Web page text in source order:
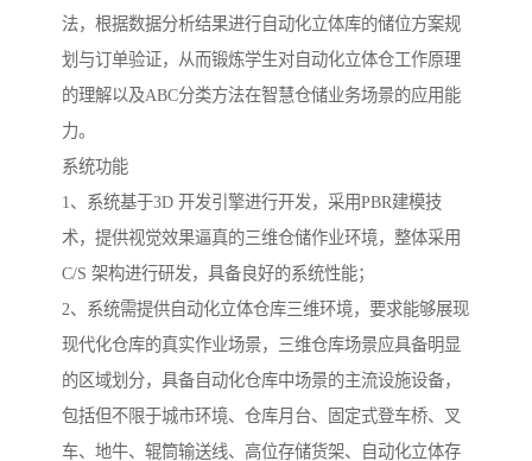
法，根据数据分析结果进行自动化立体库的储位方案规
划与订单验证，从而锻炼学生对自动化立体仓工作原理
的理解以及ABC分类方法在智慧仓储业务场景的应用能
力。
系统功能
1、系统基于3D 开发引擎进行开发，采用PBR建模技
术，提供视觉效果逼真的三维仓储作业环境，整体采用
C/S 架构进行研发，具备良好的系统性能；
2、系统需提供自动化立体仓库三维环境，要求能够展现
现代化仓库的真实作业场景，三维仓库场景应具备明显
的区域划分，具备自动化仓库中场景的主流设施设备，
包括但不限于城市环境、仓库月台、固定式登车桥、叉
车、地牛、辊筒输送线、高位存储货架、自动化立体存